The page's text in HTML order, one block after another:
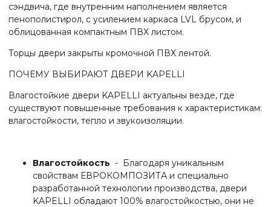
сэндвича, где внутренним наполнением является
пенополистирол, с усилением каркаса LVL брусом, и
облицованная компактным ПВХ листом.
Торцы двери закрыты кромочной ПВХ лентой.
ПОЧЕМУ ВЫБИРАЮТ ДВЕРИ KAPELLI
Влагостойкие двери KAPELLI актуальны везде, где
существуют повышенные требования к характеристикам:
влагостойкости, тепло и звукоизоляции.
Влагостойкость - Благодаря уникальным
свойствам ЕВРОКОМПОЗИТА и специально
разработанной технологии производства, двери
KAPELLI обладают 100% влагостойкостью, они не